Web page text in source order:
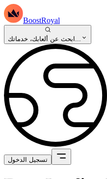
BoostRoyal
تسجيل الدخول